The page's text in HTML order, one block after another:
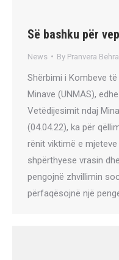
Së bashku për
News By Pranvera
Shërbimi i Kombeve
Minave (UNMAS),
Vetëdijesimit ndaj
(04.04.22), ka për
rënit viktimë e
shpërthyese vrasin
pengojnë zhvillimin
përfaqësojnë një